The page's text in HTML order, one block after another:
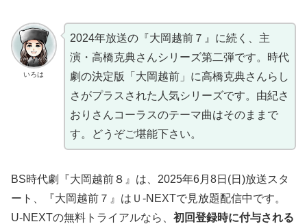
いろは
2024年放送の『大岡越前７』に続く、主
演・高橋克典さんシリーズ第二弾です。時代
劇の決定版「大岡越前」に高橋克典さんらし
さがプラスされた人気シリーズです。由紀さ
おりさんコーラスのテーマ曲はそのままで
す。どうぞご堪能下さい。
BS時代劇『大岡越前８』は、2025年6月8日(日)放送スタ
ート、『大岡越前７』はＵ-NEXTで見放題配信中です。
U-NEXTの無料トライアルなら、 初回登録時に付与される